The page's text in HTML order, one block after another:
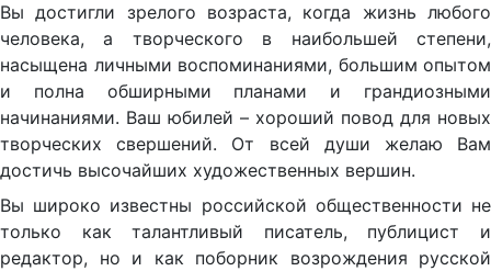
Вы достигли зрелого возраста, когда жизнь любого
человека, а творческого в наибольшей степени,
насыщена личными воспоминаниями, большим опытом
и полна обширными планами и грандиозными
начинаниями. Ваш юбилей – хороший повод для новых
творческих свершений. От всей души желаю Вам
достичь высочайших художественных вершин.
Вы широко известны российской общественности не
только как талантливый писатель, публицист и
редактор, но и как поборник возрождения русской